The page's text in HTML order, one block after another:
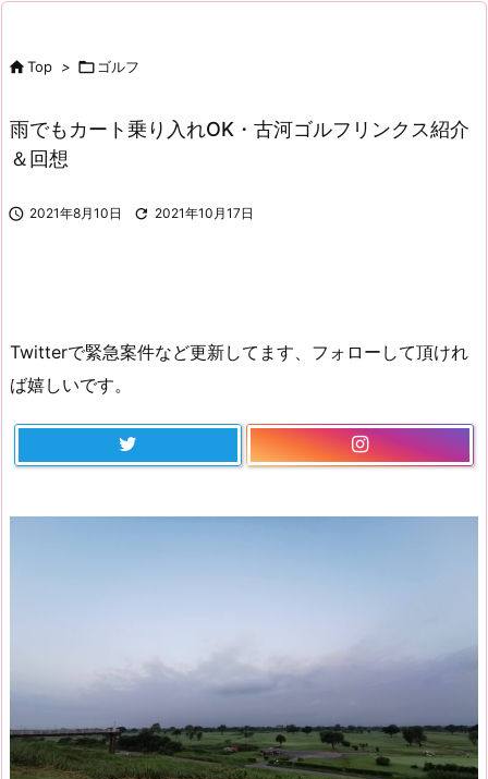
Top >  ゴルフ
雨でもカート乗り入れOK・古河ゴルフリンクス紹介
＆回想
 2021年8月10日  2021年10月17日
Twitterで緊急案件など更新してます、フォローして頂けれ
ば嬉しいです。